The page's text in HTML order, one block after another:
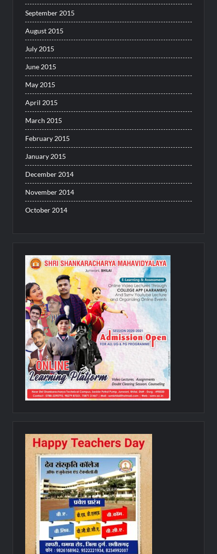
September 2015
August 2015
July 2015
June 2015
May 2015
April 2015
March 2015
February 2015
January 2015
December 2014
November 2014
October 2014